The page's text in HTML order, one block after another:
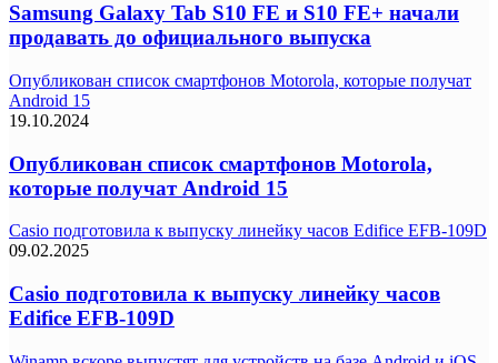
Samsung Galaxy Tab S10 FE и S10 FE+ начали
продавать до официального выпуска
Опубликован список смартфонов Motorola, которые получат
Android 15
19.10.2024
Опубликован список смартфонов Motorola,
которые получат Android 15
Casio подготовила к выпуску линейку часов Edifice EFB-109D
09.02.2025
Casio подготовила к выпуску линейку часов
Edifice EFB-109D